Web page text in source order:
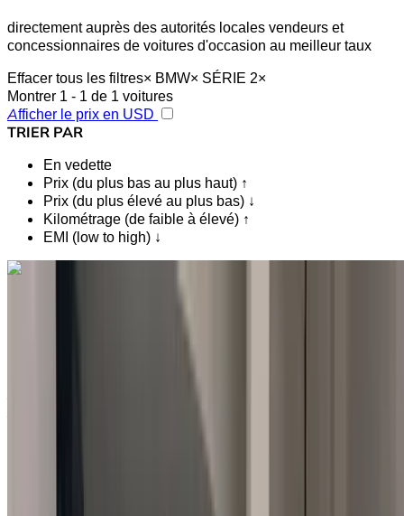
directement auprès des autorités locales vendeurs et
concessionnaires de voitures d'occasion au meilleur taux
Effacer tous les filtres× BMW× SÉRIE 2×
Montrer 1 - 1 de 1 voitures
Afficher le prix en USD
TRIER PAR
En vedette
Prix (du plus bas au plus haut) ↑
Prix (du plus élevé au plus bas) ↓
Kilométrage (de faible à élevé) ↑
EMI (low to high) ↓
Vous aimez ce que vous voyez ?
BMW SERIE 2 218d Lounge 2023